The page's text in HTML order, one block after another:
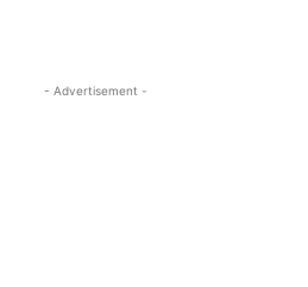
- Advertisement -